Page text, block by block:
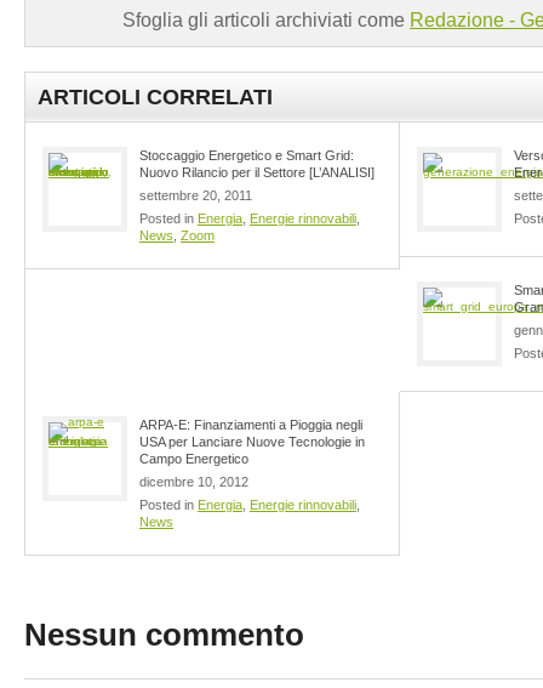
Sfoglia gli articoli archiviati come Redazione -
ARTICOLI CORRELATI
Stoccaggio Energetico e Smart Grid:
Nuovo Rilancio per il Settore [L’ANALISI]
settembre 20, 2011
Posted in Energia Energie rinnovabili
News Zoom
ARPA-E: Finanziamenti a Pioggia negli
USA per Lanciare Nuove Tecnologie in
Campo Energetico
dicembre 10, 2012
Posted in Energia Energie rinnovabili
News
Nessun commento